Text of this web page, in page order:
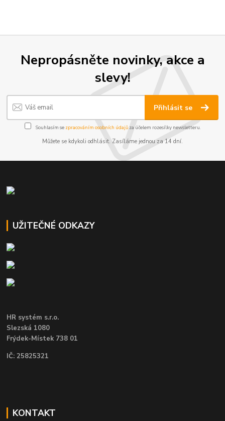
Nepropásněte novinky, akce a
slevy!
Přihlásit se
Souhlasím se zpracováním osobních údajůza účelem rozesílky newsletteru.
Můžete se kdykoli odhlásit. Zasíláme jednou za 14 dní.
UŽITEČNÉ ODKAZY
HR systém s.r.o.
Slezská 1080
Frýdek-Místek 738 01
IČ: 25825321
KONTAKT